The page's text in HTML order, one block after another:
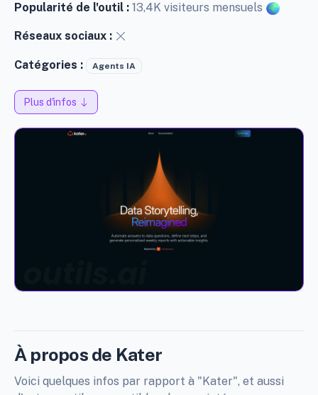
Popularité de l'outil : 13,4K visiteurs mensuels
Réseaux sociaux :
Catégories : Agents IA
Plus d'infos
À propos de Kater
Voici quelques infos par rapport à "Kater", et aussi